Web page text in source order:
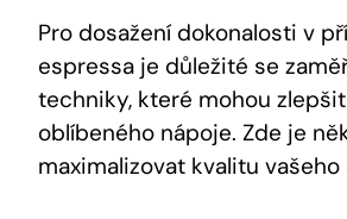
Pro dosažení dokonalosti v
espressa je důležité se
techniky, které mohou
oblíbeného nápoje. Zde je
maximalizovat kvalitu vašeho